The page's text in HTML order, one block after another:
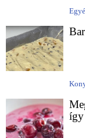
így